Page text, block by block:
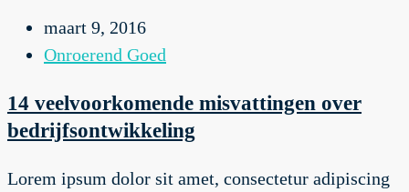
maart 9, 2016
Onroerend Goed
14 veelvoorkomende misvattingen over
bedrijfsontwikkeling
Lorem ipsum dolor sit amet, consectetur adipiscing